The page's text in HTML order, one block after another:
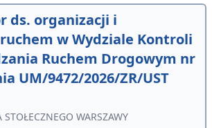
ds. organizacji i
w Wydziale Kontroli
Ruchem Drogowym nr
UM/9472/2026/ZR/UST
WARSZAWY